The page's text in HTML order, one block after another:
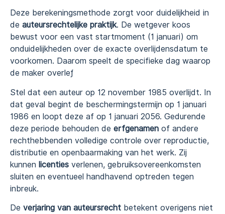
Deze berekeningsmethode zorgt voor duidelijkheid in
de auteursrechtelijke praktijk. De wetgever koos
bewust voor een vast startmoment (1 januari) om
onduidelijkheden over de exacte overlijdensdatum te
voorkomen. Daarom speelt de specifieke dag waarop
de maker overleƒ
Stel dat een auteur op 12 november 1985 overlijdt. In
dat geval begint de beschermingstermijn op 1 januari
1986 en loopt deze af op 1 januari 2056. Gedurende
deze periode behouden de erfgenamen of andere
rechthebbenden volledige controle over reproductie,
distributie en openbaarmaking van het werk. Zij
kunnen licenties verlenen, gebruiksovereenkomsten
sluiten en eventueel handhavend optreden tegen
inbreuk.
De verjaring van auteursrecht betekent overigens niet